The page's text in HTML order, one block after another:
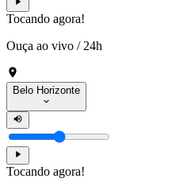
Tocando agora!
Ouça ao vivo / 24h
Belo Horizonte
Tocando agora!